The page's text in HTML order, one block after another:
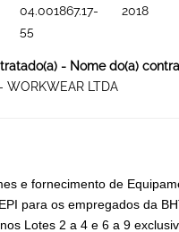
04.001867.17-
55
2018
- Nome do(a)
LTDA
e fornecimento de
para os empregados da
Lotes 2 a 4 e 6 a 9